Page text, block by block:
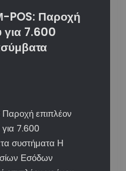
POS: Παροχή
για 7.600
επιπλέον
7.600
συστήματα Η
Εσόδων